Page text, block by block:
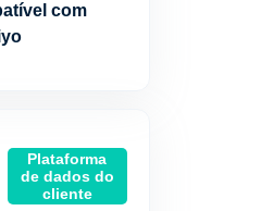
com
Plataforma
de dados do
cliente